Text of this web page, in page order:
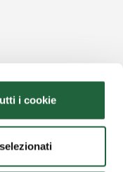
i cookie